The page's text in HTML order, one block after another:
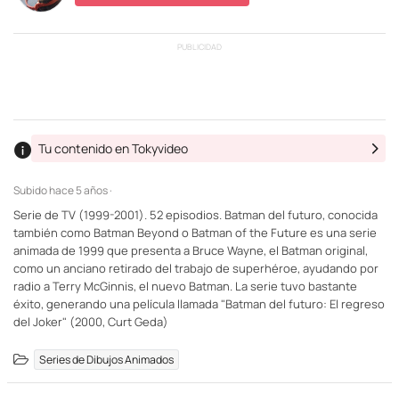
PUBLICIDAD
Subidohace 5 años ·
Tu contenido en Tokyvideo
Serie de TV (1999-2001). 52 episodios. Batman del futuro, conocida
también como Batman Beyond o Batman of the Future es una serie
animada de 1999 que presenta a Bruce Wayne, el Batman original,
como un anciano retirado del trabajo de superhéroe, ayudando por
radio a Terry McGinnis, el nuevo Batman. La serie tuvo bastante
éxito, generando una película llamada "Batman del futuro: El regreso
del Joker" (2000, Curt Geda)
Series de Dibujos Animados